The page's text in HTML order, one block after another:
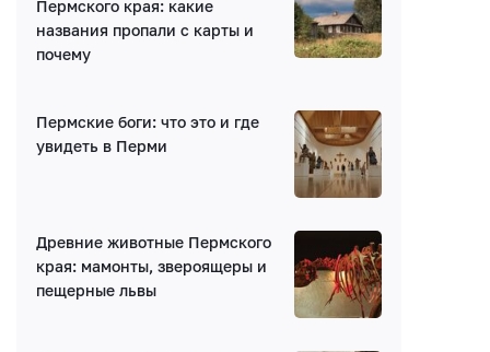
Пермского края: какие
названия пропали с карты и
почему
Пермские боги: что это и где
увидеть в Перми
Древние животные Пермского
края: мамонты, звероящеры и
пещерные львы